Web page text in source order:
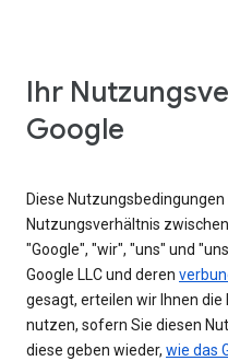
Ihr
Google
Diese
Nutzungsverhältnis
"Google", "wir", "uns" und
Google LLC und deren
gesagt, erteilen wir Ihnen die
nutzen, sofern Sie diesen
diese geben wieder, wie das